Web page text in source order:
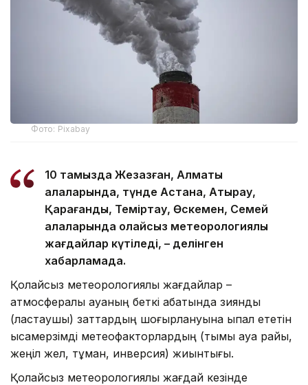
Фото: Pixabay
10 тамызда Жезқазған, Алматы
қалаларында, түнде Астана, Атырау,
Қарағанды, Теміртау, Өскемен, Семей
қалаларында қолайсыз метеорологиялық
жағдайлар күтіледі, – делінген
хабарламада.
Қолайсыз метеорологиялық жағдайлар –
атмосфералық ауаның беткі қабатында зиянды
(ластаушы) заттардың шоғырлануына ықпал ететін
қысқамерзімді метеофакторлардың (тымық ауа райы,
жеңіл жел, тұман, инверсия) жиынтығы.
Қолайсыз метеорологиялық жағдай кезінде